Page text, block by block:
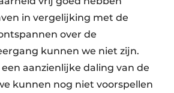
in vergelijking met de
over de
kunnen we niet zijn.
aanzienlijke daling van de
kunnen nog niet voorspellen